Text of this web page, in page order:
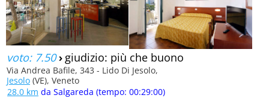
voto: 7.50› giudizio: più che buono
Via Andrea Bafile, 343 - Lido Di Jesolo,
Jesolo (VE), Veneto
28.0 km da Salgareda (tempo: 00:29:00)